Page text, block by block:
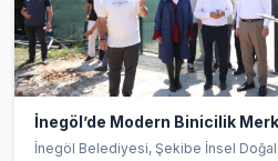
İnegöl’de Modern Binicilik
İnegöl Belediyesi, Şekibe İnsel Doğal